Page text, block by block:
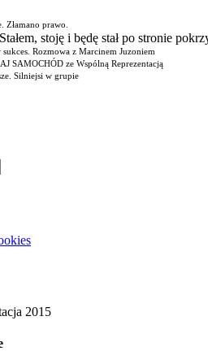
Złamano prawo.
stoję i będę stał po stronie
Rozmowa z Marcinem Juzoniem
SAMOCHÓD ze Wspólną Reprezentacją
Silniejsi w grupie
2015